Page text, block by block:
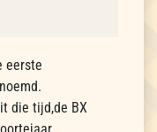
eerste
die tijd,de BX